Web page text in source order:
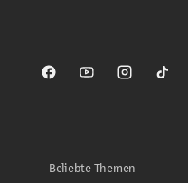
Sparkasse auf Facebook
Sparkasse auf
Sparkasse
Beliebte Themen